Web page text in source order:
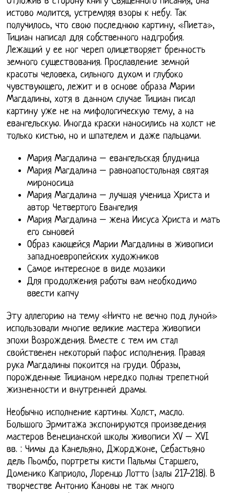
истово молится, устремляя взоры к небу. Так
получилось, что свою последнюю картину, «Пиета»,
Тициан написал для собственного надгробия.
Лежащий у ее ног череп олицетворяет бренность
земного существования. Прославление земной
красоты человека, сильного духом и глубоко
чувствующего, лежит и в основе образа Марии
Магдалины, хотя в данном случае Тициан писал
картину уже не на мифологическую тему, а на
евангельскую. Иногда краски наносились на холст не
только кистью, но и шпателем и даже пальцами.
Мария Магдалина – евангельская блудница
Мария Магдалина – равноапостольная святая
мироносица
Мария Магдалина – лучшая ученица Христа и
автор Четвертого Евангелия
Мария Магдалина – жена Иисуса Христа и мать
его сыновей
Образ кающейся Марии Магдалины в живописи
западноевропейских художников
Самое интересное в виде мозаики
Для продолжения работы вам необходимо
ввести капчу
Эту аллегорию на тему «Ничто не вечно под луной»
использовали многие великие мастера живописи
эпохи Возрождения. Вместе с тем им стал
свойственен некоторый пафос исполнения. Правая
рука Магдалины покоится на груди. Образы,
порожденные Тицианом нередко полны трепетной
жизненности и внутренней драмы.
Необычно исполнение картины. Холст, масло.
Большого Эрмитажа экспонируются произведения
мастеров Венецианской школы живописи XV – XVI
вв. : Чимы да Канельяно, Джорджоне, Себастьяно
дель Пьомбо, портреты кисти Пальмы Старшего,
Доменико Каприоло, Лоренцо Лотто (залы 217-218). В
творчестве Антонио Кановы не так много